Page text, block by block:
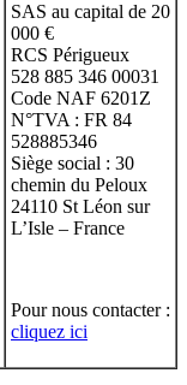
SAS au capital de 20
000 €
RCS Périgueux
528 885 346 00031
Code NAF 6201Z
N°TVA : FR 84
528885346
Siège social : 30
chemin du Peloux
24110 St Léon sur
L’Isle – France
Pour nous contacter :
cliquez ici